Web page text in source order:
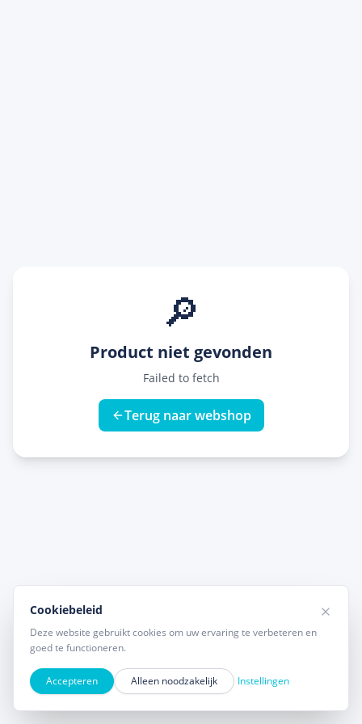
🔎
Product niet gevonden
Failed to fetch
Terug naar webshop
Cookiebeleid
Deze website gebruikt cookies om uw ervaring te verbeteren en
goed te functioneren.
Accepteren Alleen noodzakelijk Instellingen